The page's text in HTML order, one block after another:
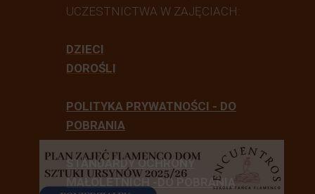
UCZESTNICTWA W ZAJĘCIACH:
DZIECI
DOROŚLI
POLITYKA PRYWATNOŚCI - DO
POBRANIA
STANDARDY OCHRONY
MAŁOLETNICH -DO POBRANIA